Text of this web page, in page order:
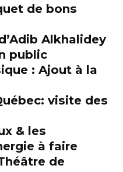
de bons
Alkhalidey
public
: Ajout à la
visite des
& les
à faire
de